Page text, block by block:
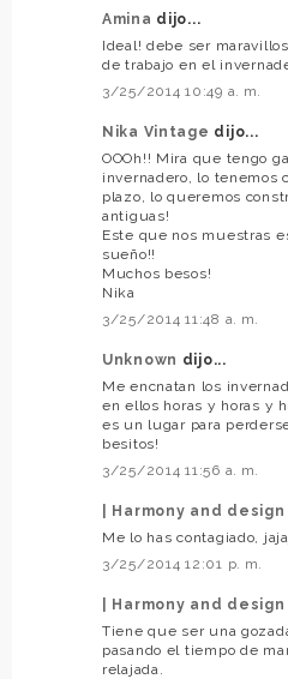
Amina dijo...
Ideal! debe ser
de trabajo en el
3/25/2014 10:49 a. m.
Nika Vintage dijo...
OOOh!! Mira que tengo
invernadero, lo tenemos
plazo, lo queremos
antiguas!
Este que nos muestras
sueño!!
Muchos besos!
Nika
3/25/2014 11:48 a. m.
Unknown dijo...
Me encnatan los
en ellos horas y horas y
es un lugar para
besitos!
3/25/2014 11:56 a. m.
| Harmony and design
Me lo has contagiado,
3/25/2014 12:01 p. m.
| Harmony and design
Tiene que ser una
pasando el tiempo de
relajada.